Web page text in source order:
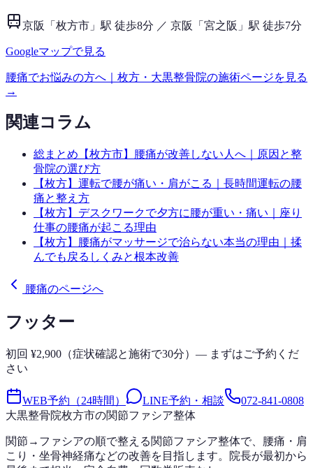
京阪「枚方市」駅 徒歩8分 ／ 京阪「宮之阪」駅 徒歩7分
Googleマップで見る
腰痛でお悩みの方へ｜枚方・大黒整骨院の施術ページを見る
→
関連コラム
総まとめ 【枚方市】腰痛が改善しない人へ｜原因と整
骨院の選び方
【枚方】運転で腰が痛い・肩がこる｜長時間運転の腰
痛と整え方
【枚方】デスクワークで夕方に腰が重い・痛い｜座り
仕事の腰痛が起こる理由
【枚方】腰痛がマッサージで治らない本当の理由｜揉
んでも戻るしくみと根本改善
腰痛のページへ
フッター
初回 ¥2,900（症状確認と施術で30分）— まずはご予約くだ
さい
WEB予約（24時間） LINE予約・相談
072-841-0808
大黒整骨院枚方市の関節ファシア整体
関節→ファシアの順で整える関節ファシア整体で、腰痛・肩
こり・坐骨神経痛などの改善を目指します。院長が最初から